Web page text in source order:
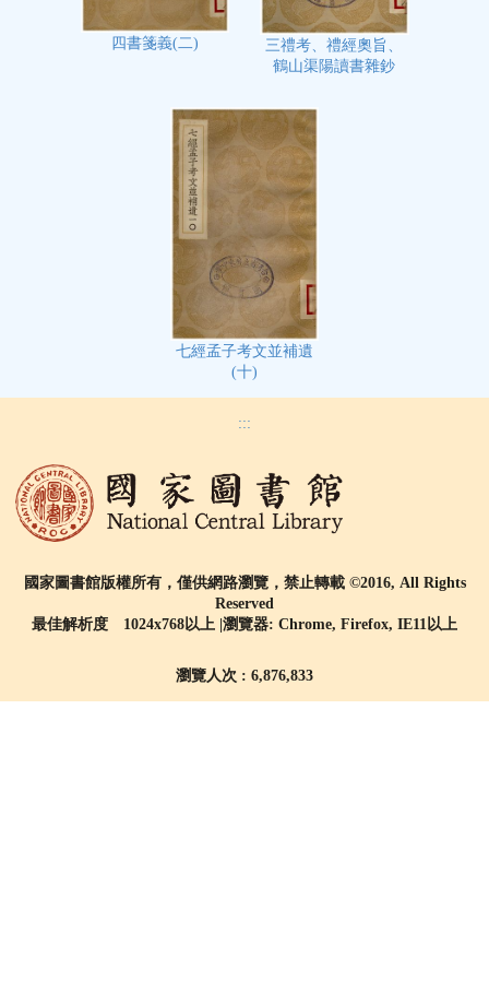
四書箋義(二)
三禮考、禮經奧旨、
鶴山渠陽讀書雜鈔
七經孟子考文並補遺
(十)
:::
國家圖書館版權所有，僅供網路瀏覽，禁止轉載 ©2016, All Rights
Reserved
最佳解析度 1024x768以上 |瀏覽器: Chrome, Firefox, IE11以上
瀏覽人次 : 6,876,833